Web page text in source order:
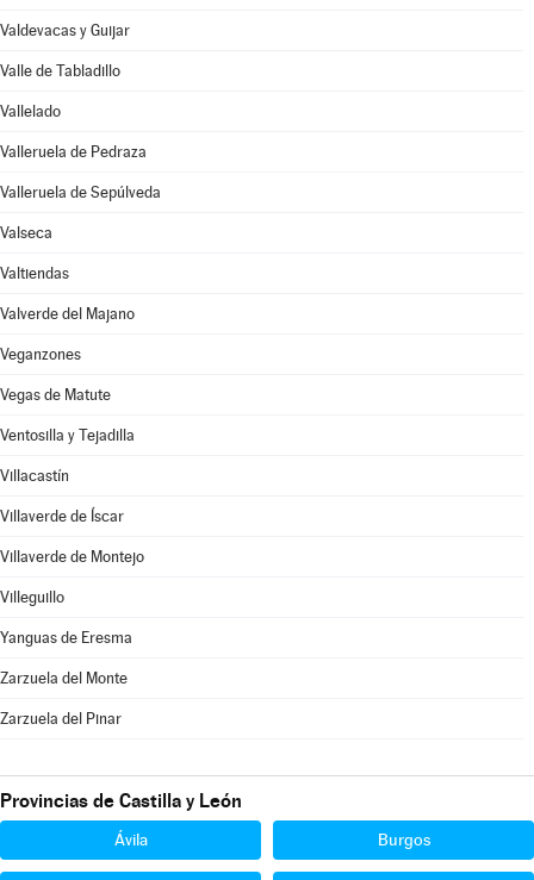
Valdevacas y Guijar
Valle de Tabladillo
Vallelado
Valleruela de Pedraza
Valleruela de Sepúlveda
Valseca
Valtiendas
Valverde del Majano
Veganzones
Vegas de Matute
Ventosilla y Tejadilla
Villacastín
Villaverde de Íscar
Villaverde de Montejo
Villeguillo
Yanguas de Eresma
Zarzuela del Monte
Zarzuela del Pinar
Provincias de Castilla y León
Ávila Burgos